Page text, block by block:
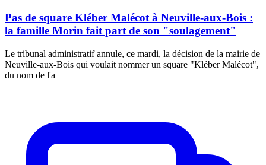
Pas de square Kléber Malécot à Neuville-aux-Bois :
la famille Morin fait part de son "soulagement"
Le tribunal administratif annule, ce mardi, la décision de la mairie de
Neuville-aux-Bois qui voulait nommer un square "Kléber Malécot",
du nom de l'a